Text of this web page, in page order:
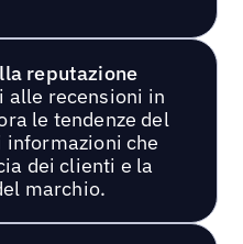
reputazione
alle recensioni in
le tendenze del
che
dei clienti e la
marchio.